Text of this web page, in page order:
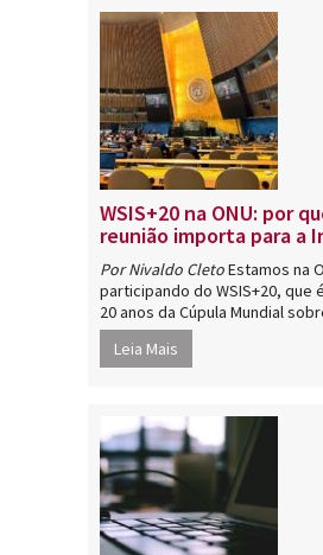
WSIS+20 na ONU: por
reunião importa para a
Por Nivaldo CletoEstamos na
participando do WSIS+20, que
20 anos da Cúpula Mundial
Leia Mais